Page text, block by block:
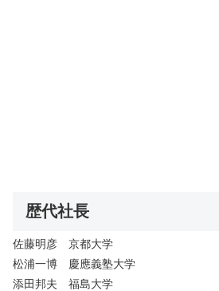
歴代社長
佐藤明彦 京都大学
松浦一博 慶應義塾大学
添田邦夫 福島大学